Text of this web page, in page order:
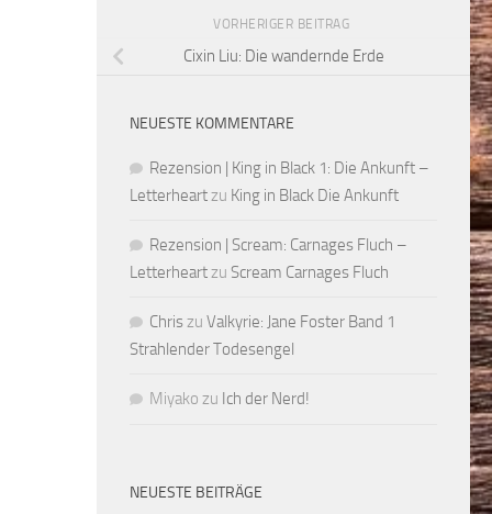
VORHERIGER BEITRAG
Cixin Liu: Die wandernde Erde
NEUESTE KOMMENTARE
Rezension | King in Black 1: Die Ankunft –
Letterheartzu King in Black Die Ankunft
Rezension | Scream: Carnages Fluch –
Letterheartzu Scream Carnages Fluch
Chriszu Valkyrie: Jane Foster Band 1
Strahlender Todesengel
Miyako zu Ich der Nerd!
NEUESTE BEITRÄGE